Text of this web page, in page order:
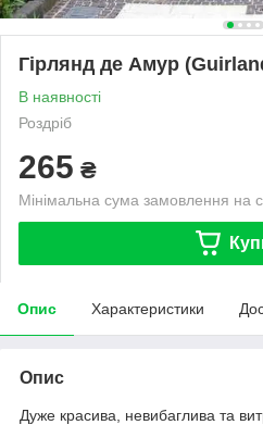
Гірлянд де Амур
В наявності
Роздріб
265 ₴
Мінімальна сума замовлення на
Опис Характеристики
Опис
Дуже красива, невибаглива та